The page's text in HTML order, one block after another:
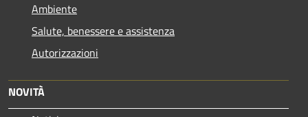
Ambiente
Salute, benessere e assistenza
Autorizzazioni
NOVITÀ